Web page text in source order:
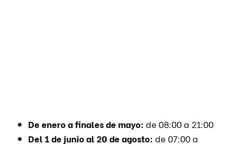
De enero a finales de mayo: de 08:00 a 21:00
Del 1 de junio al 20 de agosto: de 07:00 a